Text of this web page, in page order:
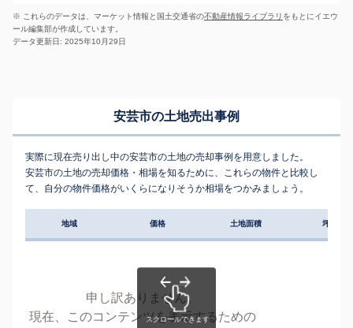
※ これらのデータは、マーケット情報と国土交通省の不動産情報ライブラリ をもとにイエウ
ール編集部が作成しています。
データ更新日: 2025年10月29日
安芸市の土地売出事例
実際に現在売り出し中の安芸市の土地の売却事例を用意しました。
安芸市の土地の売却価格・相場を知るために、これらの物件と比較し
て、自分の物件価格がいくらになりそうか相場をつかみましょう。
地域 価格 土地面積 坪単価
申し訳ありません。
現在、このコンテンツを表示するための